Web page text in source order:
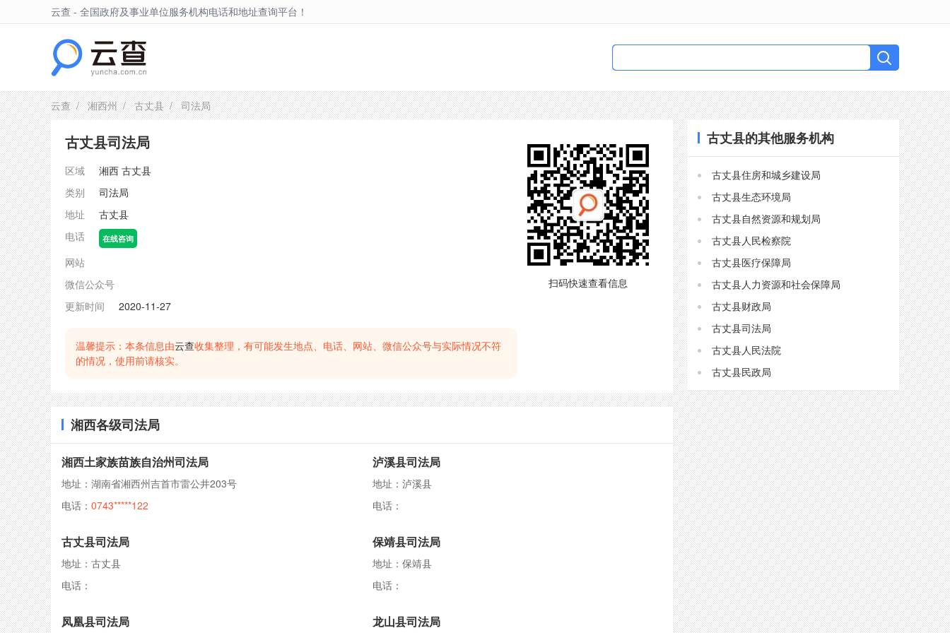
云查 - 全国政府及事业单位服务机构电话和地址查询平台！
云查/湘西州/古丈县/ 司法局
古丈县司法局
区域 湘西 古丈县
类别
司法局
地址
古丈县
电话
在线咨询
网站
微信公众号
更新时间
2020-11-27
温馨提示：本条信息由云查收集整理，有可能发生地点、电话、网站、微信公众号与实际情况不符
的情况，使用前请核实。
扫码快速查看信息
湘西各级司法局
湘西土家族苗族自治州司法局
地址：湖南省湘西州吉首市雷公井203号
电话： 0743*****122
泸溪县司法局
地址：泸溪县
电话：
古丈县司法局
地址：古丈县
电话：
保靖县司法局
地址：保靖县
电话：
凤凰县司法局 龙山县司法局
古丈县的其他服务机构
古丈县住房和城乡建设局
古丈县生态环境局
古丈县自然资源和规划局
古丈县人民检察院
古丈县医疗保障局
古丈县人力资源和社会保障局
古丈县财政局
古丈县司法局
古丈县人民法院
古丈县民政局